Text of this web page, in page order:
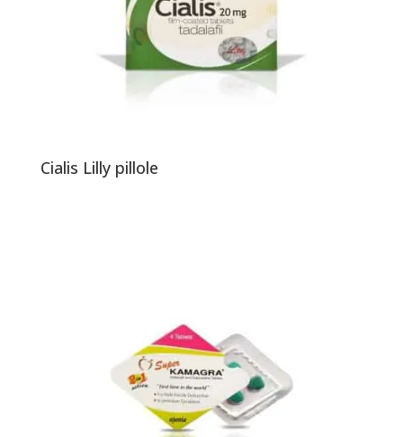
Cialis Lilly pillole